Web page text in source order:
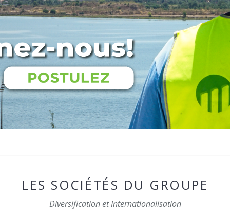
LES SOCIÉTÉS DU GROUPE
Diversification et Internationalisation